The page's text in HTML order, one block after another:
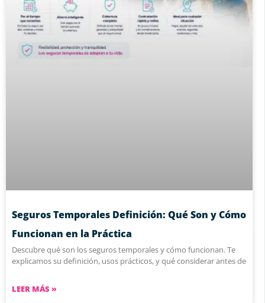
Seguros Temporales Definición: Qué Son y Cómo
Funcionan en la Práctica
Descubre qué son los seguros temporales y cómo funcionan. Te
explicamos su definición, usos prácticos, y qué considerar antes de
LEER MÁS »